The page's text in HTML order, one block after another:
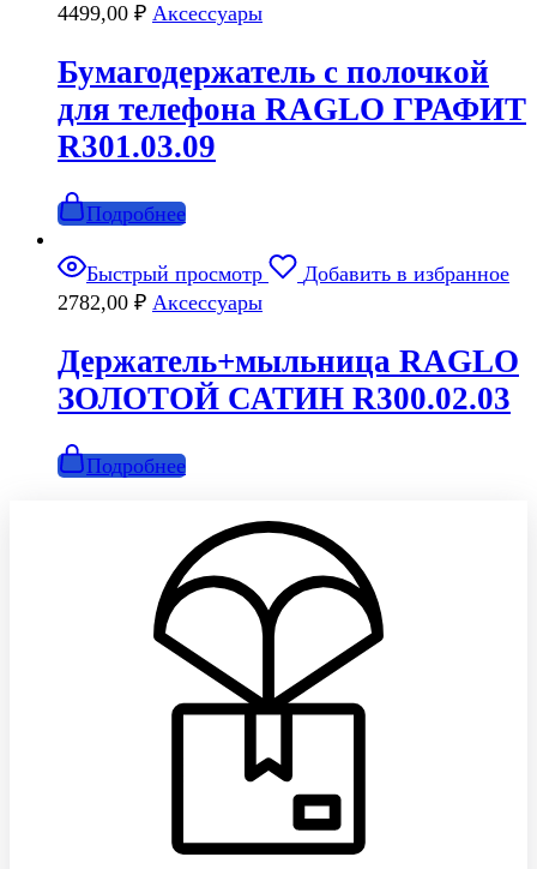
4499,00 ₽ Аксессуары
Бумагодержатель с полочкой
для телефона RAGLO ГРАФИТ
R301.03.09
Подробнее
Быстрый просмотр
Добавить в избранное
2782,00 ₽ Аксессуары
Держатель+мыльница RAGLO
ЗОЛОТОЙ САТИН R300.02.03
Подробнее